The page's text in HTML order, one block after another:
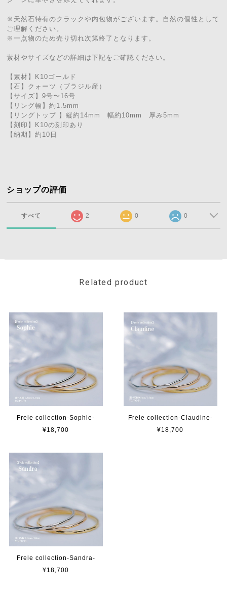
※天然石特有のクラックや内包物がございます。自然の個性として
ご理解ください。
※一点物のため売り切れ次第終了となります。
素材やサイズなどの詳細は下記をご確認ください。
【素材】K10ゴールド
【石】クォーツ（ブラジル産）
【サイズ】9号〜16号
【リング幅】約1.5mm
【リングトップ 】縦約14mm 幅約10mm 厚み5mm
【刻印】K10の刻印あり
【納期】約10日
ショップの評価
すべて 2 0 0
Related product
Frele collection-Sophie-
¥18,700
Frele collection-Claudine-
¥18,700
Frele collection-Sandra-
¥18,700